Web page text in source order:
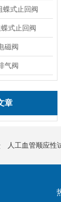
蝶式止回阀
式止回阀
磁阀
气阀
章
人工血管顺应性